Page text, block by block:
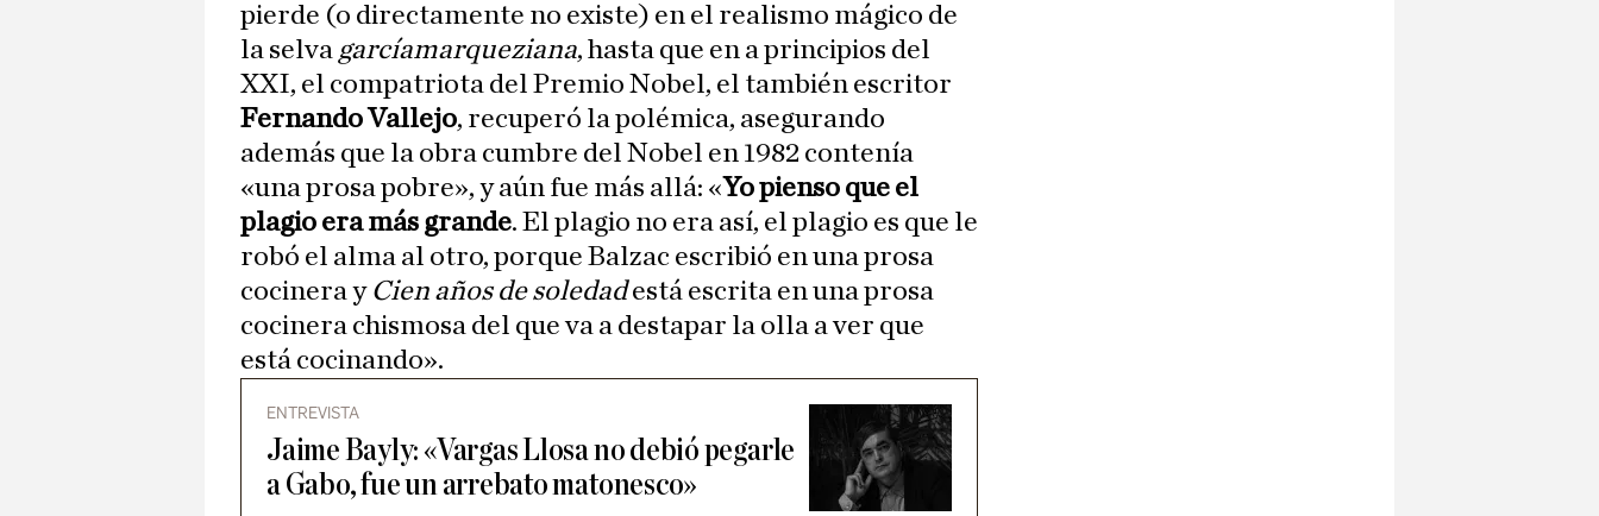
pierde (o directamente no existe) en el realismo mágico de
la selva garcíamarqueziana, hasta que en a principios del
XXI, el compatriota del Premio Nobel, el también escritor
Fernando Vallejo, recuperó la polémica, asegurando
además que la obra cumbre del Nobel en 1982 contenía
«una prosa pobre», y aún fue más allá: «Yo pienso que el
plagio era más grande. El plagio no era así, el plagio es que le
robó el alma al otro, porque Balzac escribió en una prosa
cocinera y Cien años de soledadestá escrita en una prosa
cocinera chismosa del que va a destapar la olla a ver que
está cocinando».
ENTREVISTA
Jaime Bayly: «Vargas Llosa no debió pegarle
a Gabo, fue un arrebato matonesco»